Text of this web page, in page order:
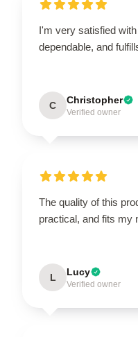
I'm very satisfied
dependable, and
C Christopher
Verified owner
The quality of this
practical, and fits my
L Lucy
Verified owner